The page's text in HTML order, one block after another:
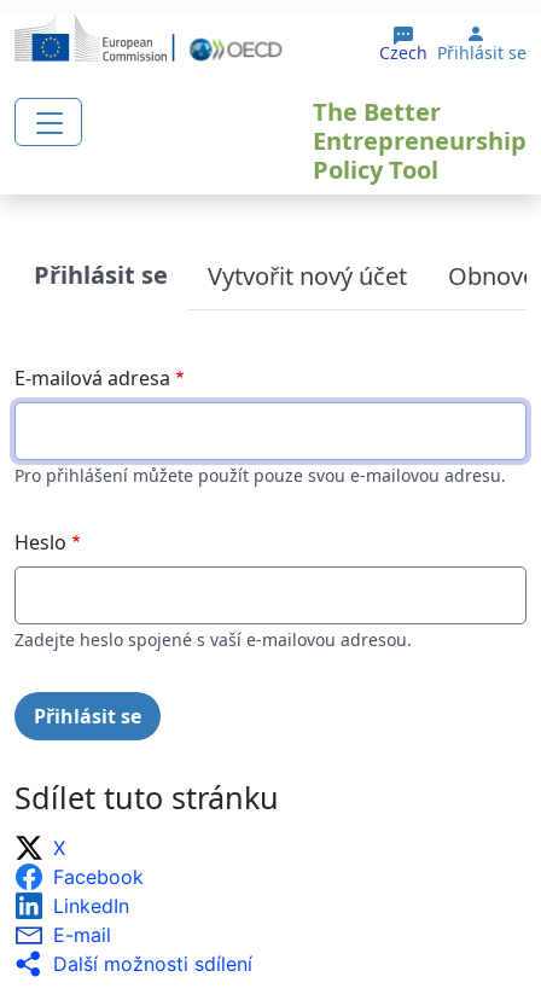
Přejít k hlavnímu obsahu
Czech User
Přihlásit se
The Better
Entrepreneurship
Policy Tool
Primary tabs
Přihlásit se Vytvořit nový účet
E-mailová adresa
Pro přihlášení můžete použít pouze svou e-mailovou adresu.
Heslo
Zadejte heslo spojené s vaší e-mailovou adresou.
Sdílet tuto stránku
X
Facebook
LinkedIn
E-mail
Další možnosti sdílení